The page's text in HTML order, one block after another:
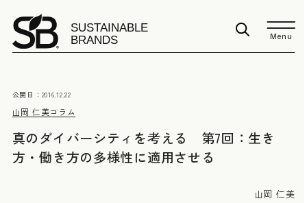
Menu
山岡 仁美コラム
公開日： 2016.12.22
真のダイバーシティを考える 第7回：生き
方・働き方の多様性に適用させる
山岡 仁美